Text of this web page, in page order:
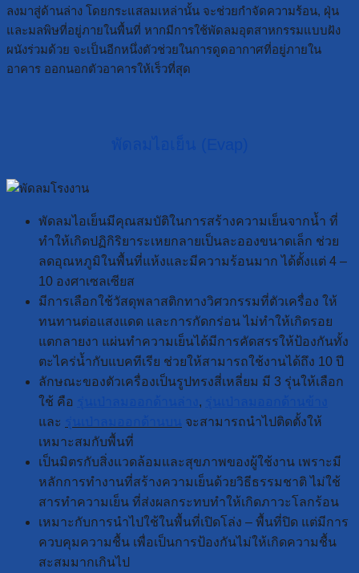
ลงมาสู่ด้านล่าง โดยกระแสลมเหล่านั้น จะช่วยกำจัดความร้อน, ฝุ่น
และมลพิษที่อยู่ภายในพื้นที่ หากมีการใช้พัดลมอุตสาหกรรมแบบฝัง
ผนังร่วมด้วย จะเป็นอีกหนึ่งตัวช่วยในการดูดอากาศที่อยู่ภายใน
อาคาร ออกนอกตัวอาคารให้เร็วที่สุด
พัดลมไอเย็นมีคุณสมบัติในการสร้างความเย็นจากน้ำ ที่
ทำให้เกิดปฏิกิริยาระเหยกลายเป็นละอองขนาดเล็ก ช่วย
ลดอุณหภูมิในพื้นที่แห้งและมีความร้อนมาก ได้ตั้งแต่ 4 –
10 องศาเซลเซียส
มีการเลือกใช้วัสดุพลาสติกทางวิศวกรรมที่ตัวเครื่อง ให้
ทนทานต่อแสงแดด และการกัดกร่อน ไม่ทำให้เกิดรอย
แตกลายงา แผ่นทำความเย็นได้มีการคัดสรรให้ป้องกันทั้ง
ตะไคร่น้ำกับแบคทีเรีย ช่วยให้สามารถใช้งานได้ถึง 10 ปี
ลักษณะของตัวเครื่องเป็นรูปทรงสี่เหลี่ยม มี 3 รุ่นให้เลือก
ใช้ คือ
,
และ
จะสามารถนำไปติดตั้งให้
เหมาะสมกับพื้นที่
เป็นมิตรกับสิ่งแวดล้อมและสุขภาพของผู้ใช้งาน เพราะมี
หลักการทำงานที่สร้างความเย็นด้วยวิธีธรรมชาติ ไม่ใช้
สารทำความเย็น ที่ส่งผลกระทบทำให้เกิดภาวะโลกร้อน
เหมาะกับการนำไปใช้ในพื้นที่เปิดโล่ง – พื้นที่ปิด แต่มีการ
ควบคุมความชื้น เพื่อเป็นการป้องกันไม่ให้เกิดความชื้น
สะสมมากเกินไป